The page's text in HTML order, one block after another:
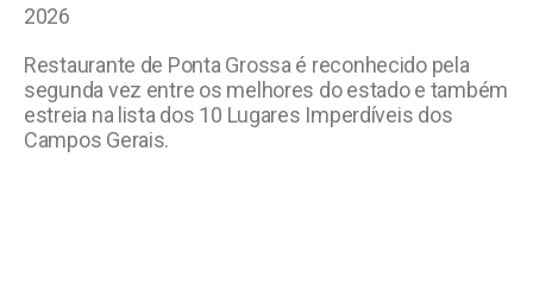
2026
Restaurante de Ponta Grossa é reconhecido pela
segunda vez entre os melhores do estado e também
estreia na lista dos 10 Lugares Imperdíveis dos
Campos Gerais.